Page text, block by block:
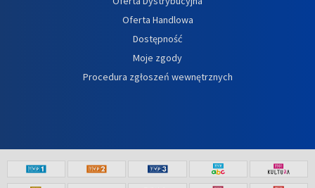
Oferta Handlowa
Dostępność
Moje zgody
Procedura zgłoszeń wewnętrznych